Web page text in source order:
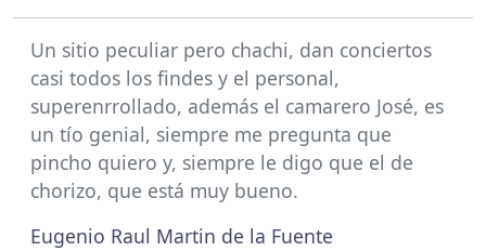
Un sitio peculiar pero chachi, dan conciertos
casi todos los findes y el personal,
superenrrollado, además el camarero José, es
un tío genial, siempre me pregunta que
pincho quiero y, siempre le digo que el de
chorizo, que está muy bueno.
Eugenio Raul Martin de la Fuente